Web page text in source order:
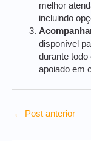
melhor
incluindo
disponível
durante
apoiado em
← Post anterior